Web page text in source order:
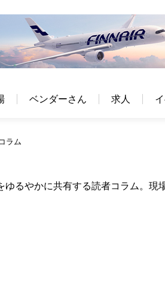
ベンダーさん 求人
ラム
るやかに共有する読者コラム。現